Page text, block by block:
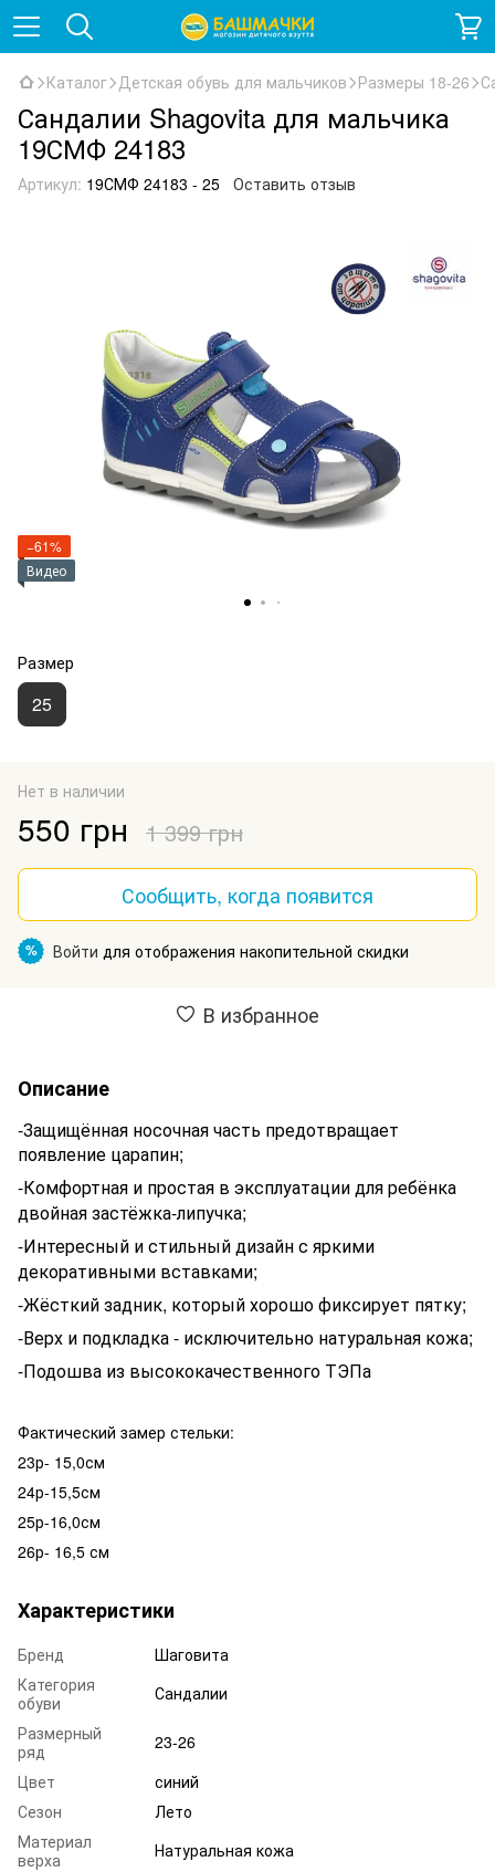
Каталог Детская обувь для мальчиков Размеры 18-26
Сандалии Shagovita для мальчика
19СМФ 24183
Артикул: 19СМФ 24183 - 25 Оставить отзыв
−61%
Видео
Размер
25
Нет в наличии
550 грн 1 399 грн
Сообщить, когда появится
% Войти для отображения накопительной скидки
В избранное
Описание
-Защищённая носочная часть предотвращает
появление царапин;
-Комфортная и простая в эксплуатации для ребёнка
двойная застёжка-липучка;
-Интересный и стильный дизайн с яркими
декоративными вставками;
-Жёсткий задник, который хорошо фиксирует пятку;
-Верх и подкладка - исключительно натуральная кожа;
-Подошва из высококачественного ТЭПа
Фактический замер стельки:
23р- 15,0см
24р-15,5см
25р-16,0см
26р- 16,5 см
Характеристики
Бренд
Шаговита
Категория
обуви
Сандалии
Размерный
ряд
23-26
Цвет
синий
Сезон
Лето
Материал
верха
Натуральная кожа